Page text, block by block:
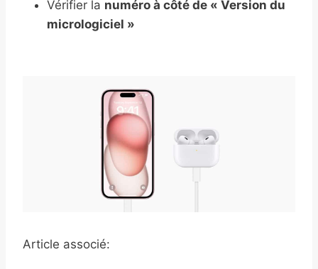
Vérifier la numéro à côté de « Version du
micrologiciel »
Article associé: